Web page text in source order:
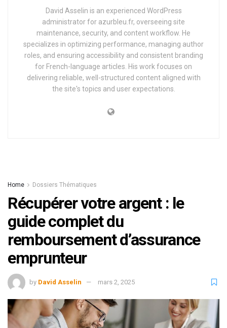
David Asselin is an experienced WordPress
administrator for azurbleu.fr, overseeing site
maintenance, security, and content workflow. He
specializes in optimizing performance, managing author
roles, and ensuring accessibility and consistent branding
for French-language articles. His work focuses on
delivering reliable, well-structured content aligned with
the site's topics and user expectations.
Home Dossiers Thématiques
Récupérer votre argent : le
guide complet du
remboursement d’assurance
emprunteur
by David Asselin mars 2, 2025